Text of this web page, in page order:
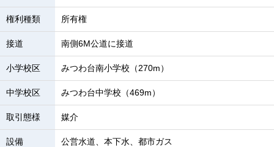
権利種類 所有権
接道 南側6M公道に接道
小学校区 みつわ台南小学校（270m）
中学校区 みつわ台中学校（469m）
取引態様 媒介
設備 公営水道、本下水、都市ガス